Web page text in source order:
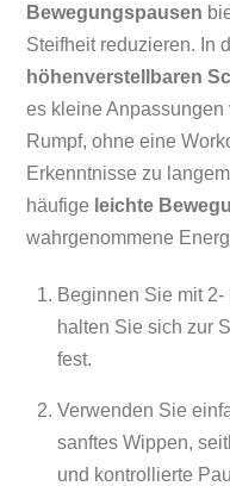
Bewegungspausen
Steifheit reduzieren. In
höhenverstellbaren
es kleine
Rumpf, ohne eine
Erkenntnisse zu
häufige leichte
wahrgenommene
Beginnen Sie mit
halten Sie sich zur
fest.
Verwenden Sie
sanftes Wippen,
und kontrollierte